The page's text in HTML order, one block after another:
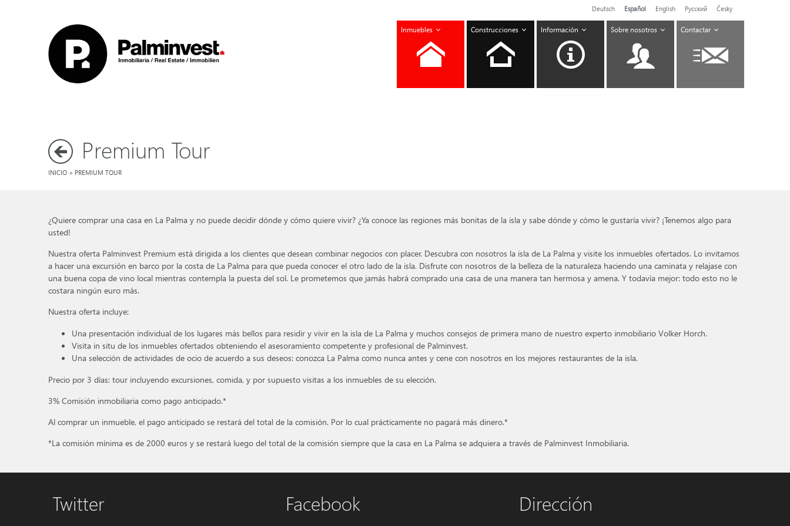
Deutsch Español English Pусский Česky
Inmuebles Construcciones Información Sobre nosotros Contactar
Premium Tour
INICIO » PREMIUM TOUR
¿Quiere comprar una casa en La Palma y no puede decidir dónde y cómo quiere vivir? ¿Ya conoce las regiones más bonitas de la isla y sabe dónde y cómo le gustaría vivir? ¡Tenemos algo para
usted!
Nuestra oferta Palminvest Premium está dirigida a los clientes que desean combinar negocios con placer. Descubra con nosotros la isla de La Palma y visite los inmuebles ofertados. Lo invitamos
a hacer una excursión en barco por la costa de La Palma para que pueda conocer el otro lado de la isla. Disfrute con nosotros de la belleza de la naturaleza haciendo una caminata y relajase con
una buena copa de vino local mientras contempla la puesta del sol. Le prometemos que jamás habrá comprado una casa de una manera tan hermosa y amena. Y todavía mejor: todo esto no le
costara ningún euro más.
Nuestra oferta incluye:
Una presentación individual de los lugares más bellos para residir y vivir en la isla de La Palma y muchos consejos de primera mano de nuestro experto inmobiliario Volker Horch.
Visita in situ de los inmuebles ofertados obteniendo el asesoramiento competente y profesional de Palminvest.
Una selección de actividades de ocio de acuerdo a sus deseos: conozca La Palma como nunca antes y cene con nosotros en los mejores restaurantes de la isla.
Precio por 3 días: tour incluyendo excursiones, comida, y por supuesto visitas a los inmuebles de su elección.
3% Comisión inmobiliaria como pago anticipado.*
Al comprar un inmueble, el pago anticipado se restará del total de la comisión. Por lo cual prácticamente no pagará más dinero.*
*La comisión mínima es de 2000 euros y se restará luego del total de la comisión siempre que la casa en La Palma se adquiera a través de Palminvest Inmobiliaria.
Twitter Facebook Dirección